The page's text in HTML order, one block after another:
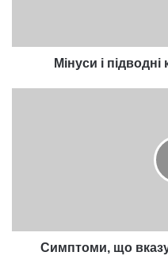
Мінуси і підводні
Симптоми, що